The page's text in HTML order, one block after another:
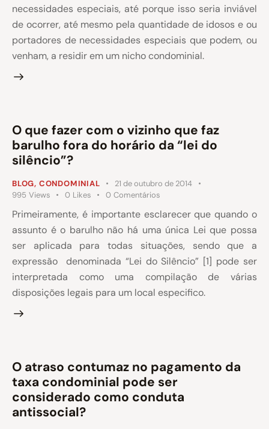
necessidades especiais, até porque isso seria inviável
de ocorrer, até mesmo pela quantidade de idosos e ou
portadores de necessidades especiais que podem, ou
venham, a residir em um nicho condominial.
O que fazer com o vizinho que faz
barulho fora do horário da “lei do
silêncio”?
BLOG, CONDOMINIAL
21 de outubro de 2014
995 Views 0 Likes 0 Comentários
Primeiramente, é importante esclarecer que quando o
assunto é o barulho não há uma única Lei que possa
ser aplicada para todas situações, sendo que a
expressão denominada “Lei do Silêncio” [1] pode ser
interpretada como uma compilação de várias
disposições legais para um local especifico.
O atraso contumaz no pagamento da
taxa condominial pode ser
considerado como conduta
antissocial?